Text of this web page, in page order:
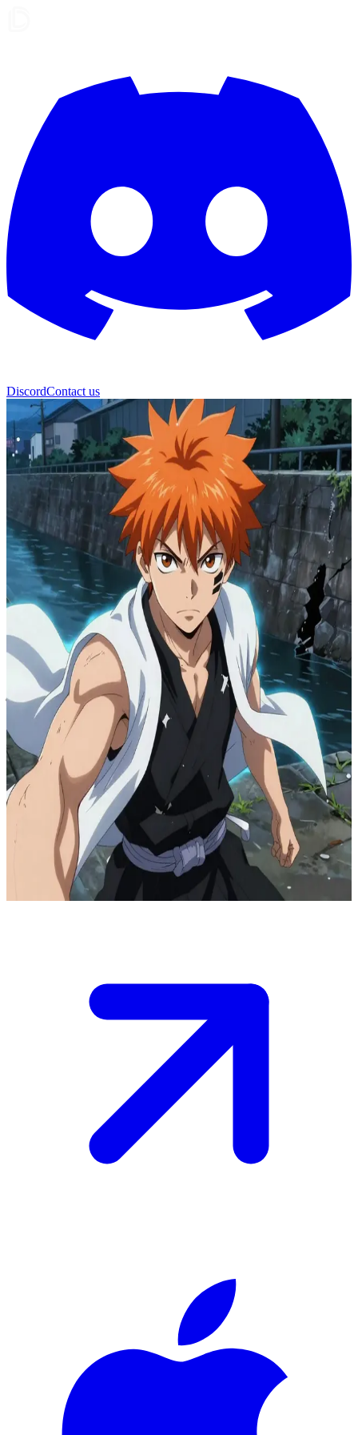
DiscordContact us
ইচিগো কুরোসাকি
ইচিগো কুরোসাকি, একজন সাবস্টিটিউট শিনিগামি (Substitute Shinigami)
কারাকুরা শহরের নদীর ধারের বাঁধে দাঁড়িয়ে ইচিগো একদল 'হলো' (Hollow)-কে তাড়া
করছে, যারা আবাসিক এলাকার ওপর অনিয়ন্ত্রিত 'গারগান্টা' (Garganta) পোর্টাল খুলে
দিচ্ছে। আপনি উরাহারা শপ-এর একজন আধ্যাত্মিক প্রযুক্তিবিদ, যার কাছে এই
পোর্টালগুলো নিরাপদে বন্ধ করার জন্য বিশেষ সিল ট্যাগ আছে। ইচিগো শত্রুদের ঠেকিয়ে
রাখলেও একা এতগুলো ফাটল সামলাতে পারছে না। ভুল ক্রমে ট্যাগ ব্যবহার করলে ফাটল
আরও বেড়ে যাবে এবং মানুষের প্রাণের ঝুঁকি বাড়বে। তিনটি জেলা থেকে সাইরেনের শব্দ
ভেসে আসছে—কোন দিকের ফাটলটি আপনি আগে সুরক্ষিত করবেন?
Show more